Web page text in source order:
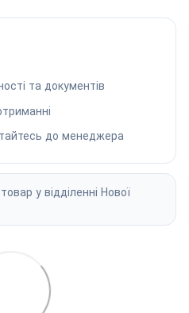
та документів
до менеджера
у відділенні Нової